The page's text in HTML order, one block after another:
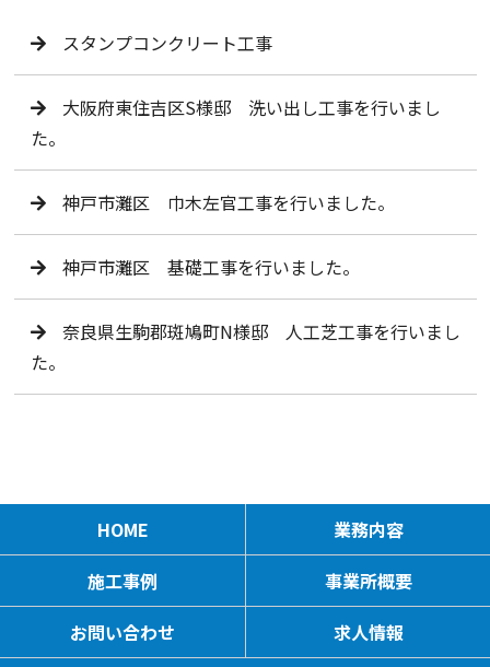
スタンプコンクリート工事
大阪府東住吉区S様邸 洗い出し工事を行いまし
た。
神戸市灘区 巾木左官工事を行いました。
神戸市灘区 基礎工事を行いました。
奈良県生駒郡斑鳩町N様邸 人工芝工事を行いまし
た。
HOME
業務内容
施工事例
事業所概要
お問い合わせ
求人情報